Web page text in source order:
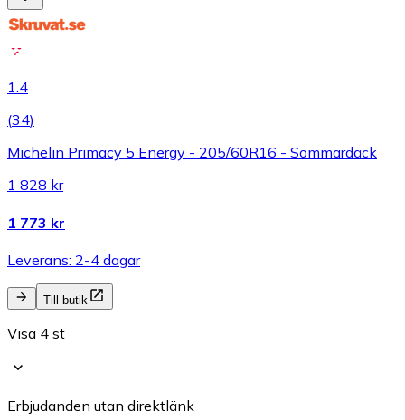
1.4
(34)
Michelin Primacy 5 Energy - 205/60R16 - Sommardäck
1 828 kr
1 773 kr
Leverans: 2-4 dagar
Till butik
Visa 4 st
Erbjudanden utan direktlänk